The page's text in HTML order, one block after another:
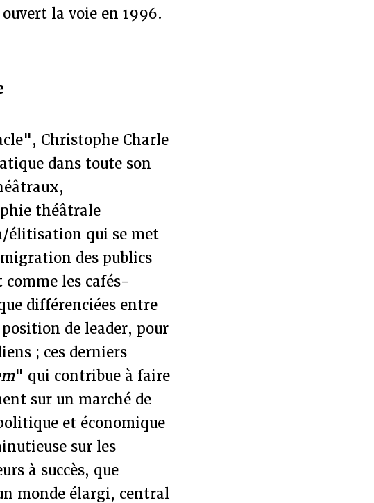
la voie en 1996.
Christophe Charle
dans toute son
théâtrale
élitisation qui se met
des publics
comme les cafés-
différenciées entre
de leader, pour
; ces derniers
" qui contribue à faire
sur un marché de
et économique
sur les
à succès, que
monde élargi, central